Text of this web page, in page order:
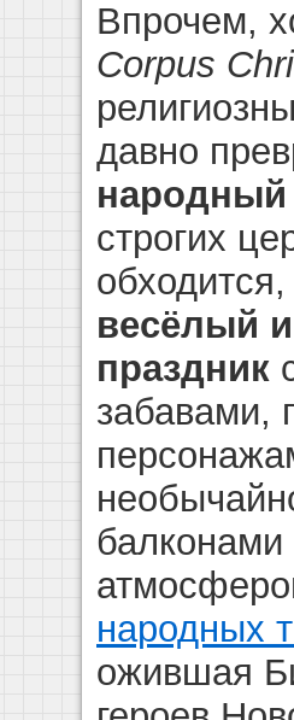
Впрочем,
Corpus
давно
народный
строгих
весёлый
праздник
забавами,
балконами
народных
ожившая